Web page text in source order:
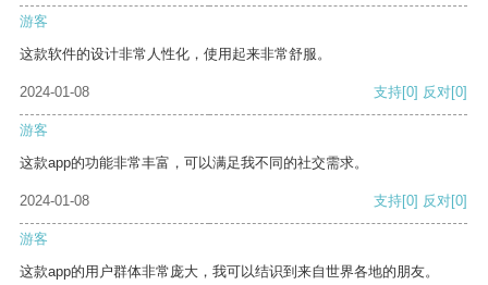
游客
这款软件的设计非常人性化，使用起来非常舒服。
2024-01-08 支持[0] 反对[0]
游客
这款app的功能非常丰富，可以满足我不同的社交需求。
2024-01-08 支持[0] 反对[0]
游客
这款app的用户群体非常庞大，我可以结识到来自世界各地的朋友。